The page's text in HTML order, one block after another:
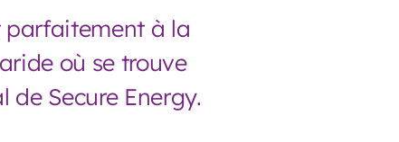
parfaitement à la
où se trouve
de Secure Energy.